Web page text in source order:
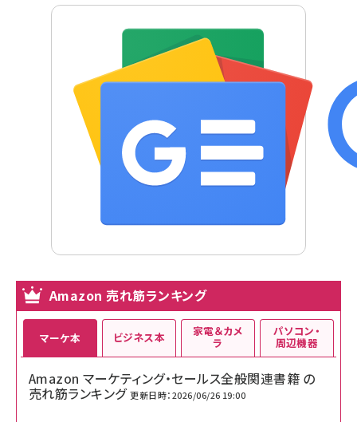
Amazon 売れ筋ランキング
マーケ本
Amazon マーケティング・セールス全般関連書籍 の
売れ筋ランキング 更新日時：2026/06/26 19:00
ビジネス本 家電＆カメ
ラ
パソコン・
周辺機器